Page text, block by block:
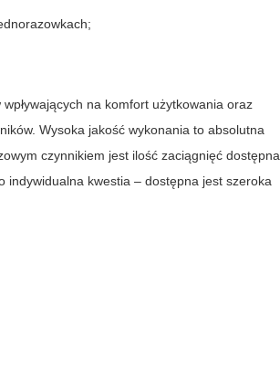
na komfort użytkowania oraz
Wysoka jakość wykonania to absolutna
czynnikiem jest ilość zaciągnięć dostępna
indywidualna kwestia – dostępna jest szeroka